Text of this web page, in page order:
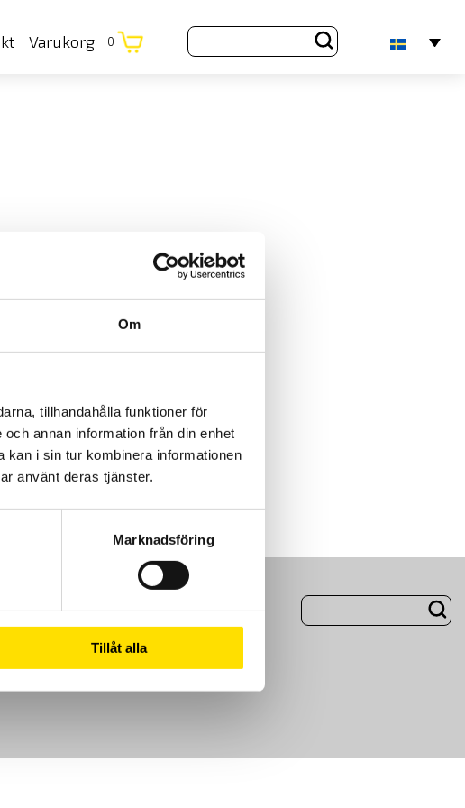
Om
tillhandahålla funktioner för
annan information från din enhet
i sin tur kombinera informationen
använt deras tjänster.
Marknadsföring
Tillåt alla
Varukorg 0